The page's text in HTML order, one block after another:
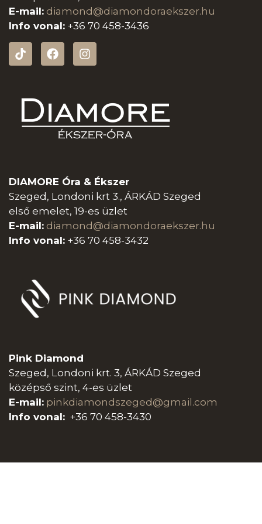
E-mail: diamond@diamondoraekszer.hu
Info vonal: +36 70 458-3436
DIAMORE Óra & Ékszer
Szeged, Londoni krt 3., ÁRKÁD Szeged
első emelet, 19-es üzlet
E-mail: diamond@diamondoraekszer.hu
Info vonal: +36 70 458-3432
Pink Diamond
Szeged, Londoni krt. 3, ÁRKÁD Szeged
középső szint, 4-es üzlet
E-mail: pinkdiamondszeged@gmail.com
Info vonal: +36 70 458-3430